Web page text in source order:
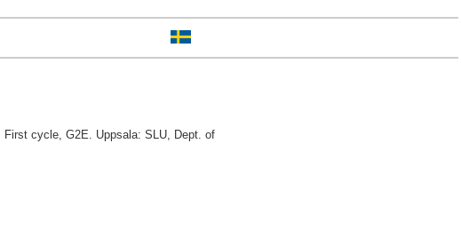
First cycle, G2E. Uppsala: SLU, Dept. of